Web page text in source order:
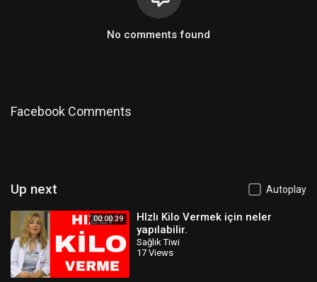
No comments found
Facebook Comments
Up next Autoplay
00:00:39
HIzlı Kilo Vermek için neler
yapılabilir.
Sağlık Tiwi
17 Views